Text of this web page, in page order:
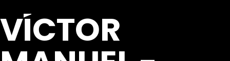
VÍCTOR